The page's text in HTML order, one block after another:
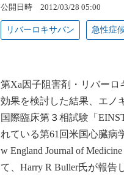
公開日時 2012/03/28 05:00
リバーロキサバン 急性症
第Xa因子阻害剤・リバーロ
効果を検討した結果、エノ
国際臨床第３相試験「
れている第61回米国心臓病
w England Journal of
て、Harry R Buller氏が報